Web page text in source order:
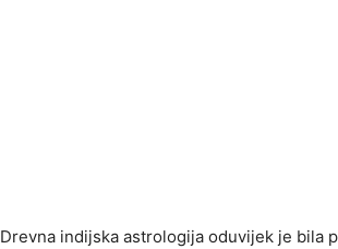
Drevna indijska astrologija oduvijek je bila